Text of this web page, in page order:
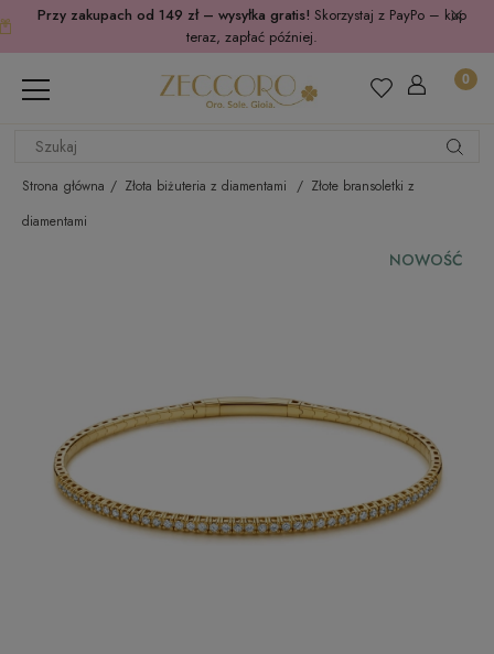
Przy zakupach od 149 zł – wysyłka gratis! Skorzystaj z PayPo – kup
teraz, zapłać później.
Strona główna Złota biżuteria z diamentami
Złote bransoletki z
diamentami
NOWOŚĆ